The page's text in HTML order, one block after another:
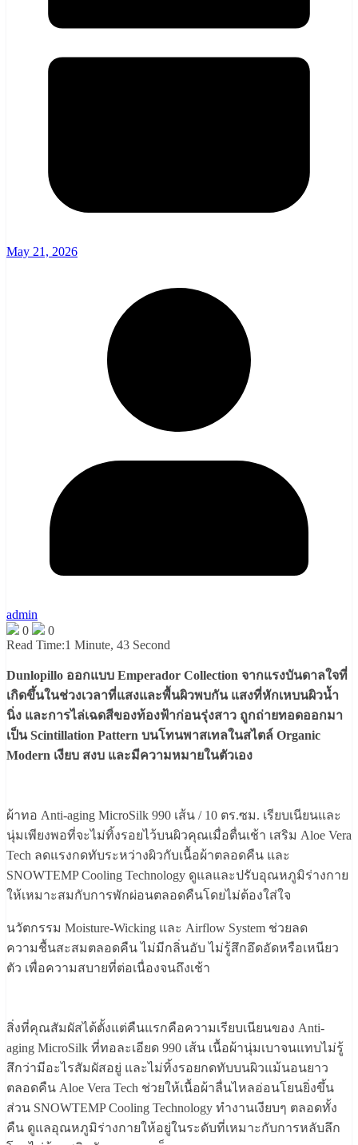
May 21, 2026
admin
0
0
Read Time:1 Minute, 43 Second
Dunlopillo ออกแบบ Emperador Collection จากแรงบันดาลใจที่
เกิดขึ้นในช่วงเวลาที่แสงและพื้นผิวพบกัน แสงที่หักเหบนผิวน้ำ
นิ่ง และการไล่เฉดสีของท้องฟ้าก่อนรุ่งสาว ถูกถ่ายทอดออกมา
เป็น Scintillation Pattern บนโทนพาสเทลในสไตล์ Organic
Modern เงียบ สงบ และมีความหมายในตัวเอง
ผ้าทอ Anti-aging MicroSilk 990 เส้น / 10 ตร.ซม. เรียบเนียนและ
นุ่มเพียงพอที่จะไม่ทิ้งรอยไว้บนผิวคุณเมื่อตื่นเช้า เสริม Aloe Vera
Tech ลดแรงกดทับระหว่างผิวกับเนื้อผ้าตลอดคืน และ
SNOWTEMP Cooling Technology ดูแลและปรับอุณหภูมิร่างกาย
ให้เหมาะสมกับการพักผ่อนตลอดคืนโดยไม่ต้องใส่ใจ
นวัตกรรม Moisture-Wicking และ Airflow System ช่วยลด
ความชื้นสะสมตลอดคืน ไม่มีกลิ่นอับ ไม่รู้สึกอึดอัดหรือเหนียว
ตัว เพื่อความสบายที่ต่อเนื่องจนถึงเช้า
สิ่งที่คุณสัมผัสได้ตั้งแต่คืนแรกคือความเรียบเนียนของ Anti-
aging MicroSilk ที่ทอละเอียด 990 เส้น เนื้อผ้านุ่มเบาจนแทบไม่รู้
สึกว่ามีอะไรสัมผัสอยู่ และไม่ทิ้งรอยกดทับบนผิวแม้นอนยาว
ตลอดคืน Aloe Vera Tech ช่วยให้เนื้อผ้าลื่นไหลอ่อนโยนยิ่งขึ้น
ส่วน SNOWTEMP Cooling Technology ทำงานเงียบๆ ตลอดทั้ง
คืน ดูแลอุณหภูมิร่างกายให้อยู่ในระดับที่เหมาะกับการหลับลึก